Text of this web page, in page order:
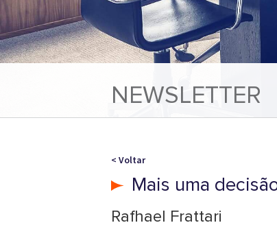
NEWSLETTER
< Voltar
Mais uma
Rafhael Frattari